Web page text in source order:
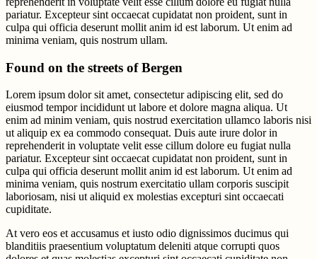
pariatur. Excepteur sint occaecat cupidatat non proident, sunt in
culpa qui officia deserunt mollit anim id est laborum. Ut enim ad
minima veniam, quis nostrum ullam.
Found on the streets of Bergen
Lorem ipsum dolor sit amet, consectetur adipiscing elit, sed do
eiusmod tempor incididunt ut labore et dolore magna aliqua. Ut
enim ad minim veniam, quis nostrud exercitation ullamco laboris nisi
ut aliquip ex ea commodo consequat. Duis aute irure dolor in
reprehenderit in voluptate velit esse cillum dolore eu fugiat nulla
pariatur. Excepteur sint occaecat cupidatat non proident, sunt in
culpa qui officia deserunt mollit anim id est laborum. Ut enim ad
minima veniam, quis nostrum exercitatio ullam corporis suscipit
laboriosam, nisi ut aliquid ex molestias excepturi sint occaecati
cupiditate.
At vero eos et accusamus et iusto odio dignissimos ducimus qui
blanditiis praesentium voluptatum deleniti atque corrupti quos